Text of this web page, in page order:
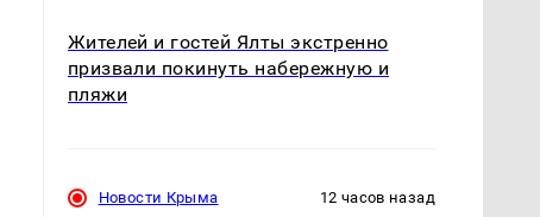
Жителей и гостей Ялты экстренно
призвали покинуть набережную и
пляжи
Новости Крыма 12 часов назад